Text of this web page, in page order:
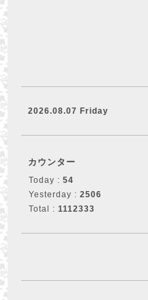
2026.08.07 Friday
カウンター
Today : 54
Yesterday : 2506
Total : 1112333